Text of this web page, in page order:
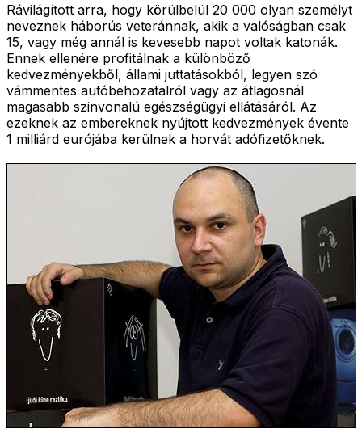
Rávilágított arra, hogy körülbelül 20 000 olyan személyt
neveznek háborús veteránnak, akik a valóságban csak
15, vagy még annál is kevesebb napot voltak katonák.
Ennek ellenére profitálnak a különböző
kedvezményekből, állami juttatásokból, legyen szó
vámmentes autóbehozatalról vagy az átlagosnál
magasabb szinvonalú egészségügyi ellátásáról. Az
ezeknek az embereknek nyújtott kedvezmények évente
1 milliárd eurójába kerülnek a horvát adófizetőknek.